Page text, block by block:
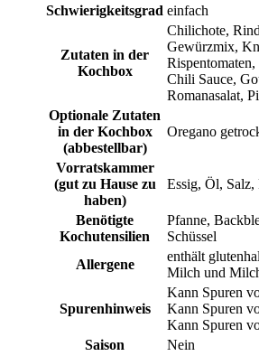
Schwierigkeitsgrad einfach
Zutaten in der
Kochbox
Chilichote,
Gewürzmix,
Chili Sauce,
Romanasalat,
Optionale Zutaten
in der Kochbox
(abbestellbar)
Oregano
Vorratskammer
(gut zu Hause zu
haben)
Essig, Öl,
Benötigte
Kochutensilien
Pfanne,
Schüssel
Allergene
enthält
Milch und
Spurenhinweis
Kann Spuren
Kann Spuren
Kann Spuren
Saison
Nein